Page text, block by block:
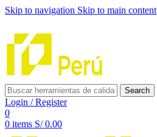
Skip to navigation Skip to main content
Search
Login / Register
0
0 items S/0.00